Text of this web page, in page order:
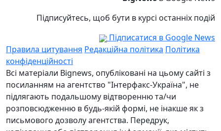
Підписуйтесь, щоб бути в курсі останніх подій
Підписатися в Google News
Правила цитування Редакційна політика Політика
конфіденційності
Всі матеріали Bignews, опубліковані на цьому сайті з
посиланням на агентство "Інтерфакс-Україна", не
підлягають подальшому відтворенню та/чи
розповсюдженню в будь-якій формі, не інакше як з
письмового дозволу агентства. Передрук,